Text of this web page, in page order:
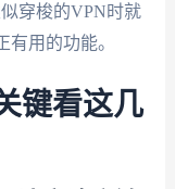
穿梭的VPN时就
用的功能。
键看这几